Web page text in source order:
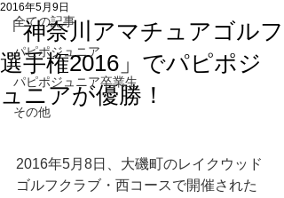
全ての記事
パピポジュニア
パピポジュニア卒業生
その他
「神奈川アマチュアゴルフ
選手権2016」でパピポジ
ュニアが優勝！
2016年5月9日
2016年5月8日、大磯町のレイクウッド
ゴルフクラブ・西コースで開催された